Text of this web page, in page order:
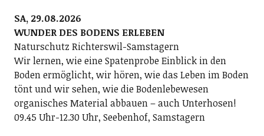
SA, 29.08.2026
WUNDER DES BODENS ERLEBEN
Naturschutz Richterswil-Samstagern
Wir lernen, wie eine Spatenprobe Einblick in den
Boden ermöglicht, wir hören, wie das Leben im Boden
tönt und wir sehen, wie die Bodenlebewesen
organisches Material abbauen – auch Unterhosen!
09.45 Uhr-12.30 Uhr, Seebenhof, Samstagern